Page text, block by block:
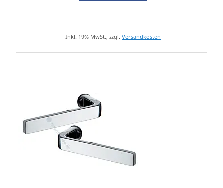
Inkl. 19% MwSt., zzgl. Versandkosten